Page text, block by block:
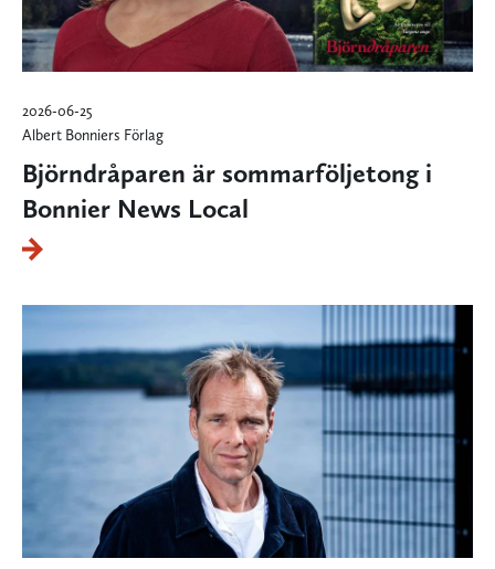
2026-06-25
Albert Bonniers Förlag
Björndråparen är sommarföljetong i
Bonnier News Local